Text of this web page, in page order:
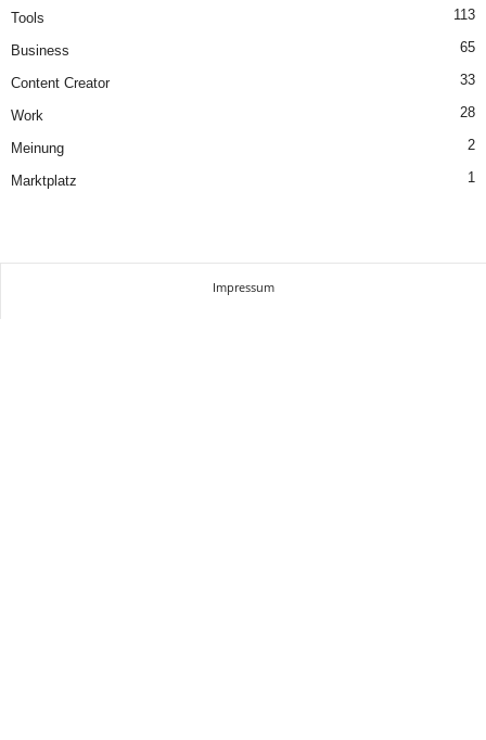
Tools 113
Business 65
Content Creator 33
Work 28
Meinung 2
Marktplatz 1
Impressum